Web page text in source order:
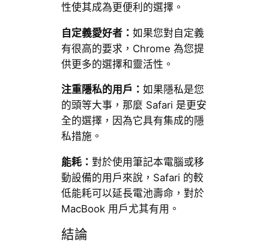
性使其成為更便利的選擇。
自定義愛好者： 如果您對自定義
有很高的要求，Chrome 為您提
供更多的選擇和靈活性。
注重隱私的用戶： 如果隱私是您
的頭等大事，那麼 Safari 是更安
全的選擇，因為它具有集成的隱
私措施。
能耗： 對於使用筆記本電腦或移
動設備的用戶來說，Safari 的較
低能耗可以延長電池壽命，對於
MacBook 用戶尤其有用。
結論